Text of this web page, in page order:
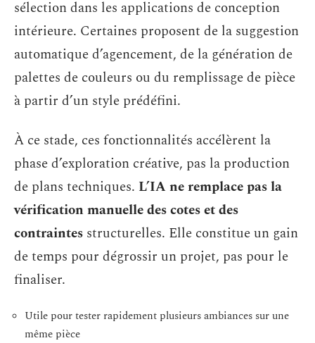
sélection dans les applications de conception
intérieure. Certaines proposent de la suggestion
automatique d’agencement, de la génération de
palettes de couleurs ou du remplissage de pièce
à partir d’un style prédéfini.
À ce stade, ces fonctionnalités accélèrent la
phase d’exploration créative, pas la production
de plans techniques. L’IA ne remplace pas la
vérification manuelle des cotes et des
contraintes structurelles. Elle constitue un gain
de temps pour dégrossir un projet, pas pour le
finaliser.
Utile pour tester rapidement plusieurs ambiances sur une
même pièce